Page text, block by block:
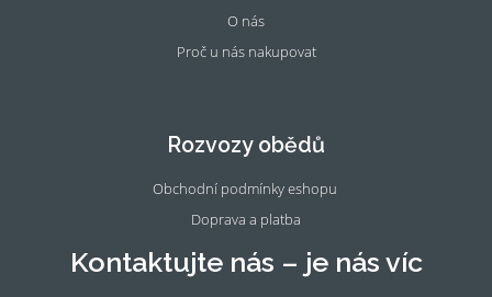
O nás
Proč u nás nakupovat
k
m
Rozvozy obědů
Obchodní podmínky eshopu
Doprava a platba
Kontaktujte nás – je nás víc